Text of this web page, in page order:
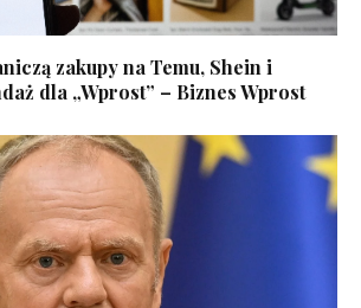
zakupy na Temu, Shein i
dla „Wprost” – Biznes Wprost